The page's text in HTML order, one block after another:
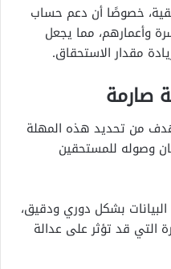
خصوصًا أن دعم حساب
وأعمارهم، مما يجعل
مقدار الاستحقاق.
صارمة
من تحديد هذه المهلة
وصوله للمستحقين
بشكل دوري ودقيق،
التي قد تؤثر على عدالة